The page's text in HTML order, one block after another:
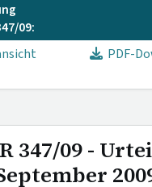
09:
PDF-
347/09 -